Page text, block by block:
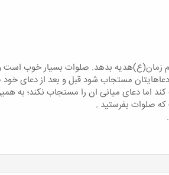
زمان(ع)هدیه بدهد. صلوات بسيار خوب
مستجاب شود قبل و بعد از دعای
اما دعای میانی ان را مستجاب نکند؛ به
صلوات بفرستید .